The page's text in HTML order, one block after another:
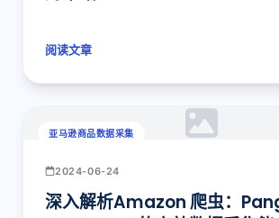
阅读文章
亚马逊商品数据采集
2024-06-24
深入解析Amazon 爬虫：